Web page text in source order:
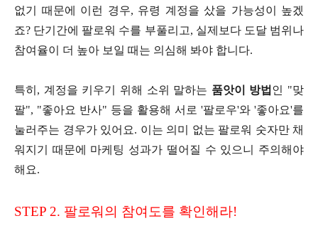
없기 때문에 이런 경우, 유령 계정을 샀을 가능성이 높겠
죠? 단기간에 팔로워 수를 부풀리고, 실제보다 도달 범위나
참여율이 더 높아 보일 때는 의심해 봐야 합니다.
특히, 계정을 키우기 위해 소위 말하는 품앗이 방법 인 "맞
팔", "좋아요 반사" 등을 활용해 서로 '팔로우'와 '좋아요'를
눌러주는 경우가 있어요. 이는 의미 없는 팔로워 숫자만 채
워지기 때문에 마케팅 성과가 떨어질 수 있으니 주의해야
해요.
STEP 2. 팔로워의 참여도를 확인해라!